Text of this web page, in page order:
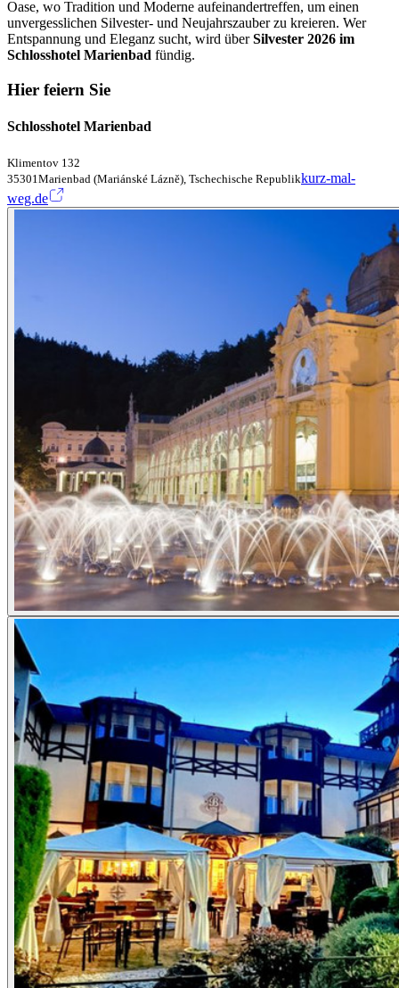
Oase, wo Tradition und Moderne aufeinandertreffen, um einen
unvergesslichen Silvester- und Neujahrszauber zu kreieren. Wer
Entspannung und Eleganz sucht, wird überSilvester 2026 im
Schlosshotel Marienbad fündig.
Hier feiern Sie
Schlosshotel Marienbad
Klimentov 132
35301Marienbad (Mariánské Lázně), Tschechische Republikkurz-mal-
weg.de